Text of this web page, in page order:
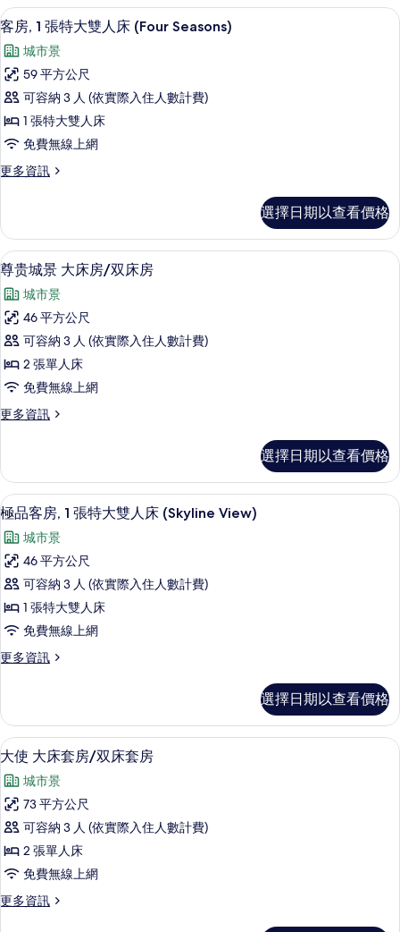
的
所
有
相
片
張
單
床
(Four
的
詳
情
顯
示
客
房,
1
張
特
大
人
床
(Four
Seasons)
的
所
有
相
片
客房, 1 張特大雙人床 (Four Seasons) |
7
客房, 1 張特大雙人床 (Four Seasons)
城市景
59 平方公尺
可容納 3 人 (依實際入住人數計費)
1 張特大雙人床
免費無線上網
更多資訊
更
1
張
特
大
雙
人
(Four
Seasons)
的
詳
情
選擇日期以查看價格
顯
示
尊
贵
城
景
大
床
双
床
房
的
所
有
相
片
8
尊贵城景 大床房/双床房
城市景
46 平方公尺
可容納 3 人 (依實際入住人數計費)
2 張單人床
免費無線上網
更多資訊
更
城
景
大
房/
双
房
的
詳
情
選擇日期以查看價格
顯
示
極
品
客
房,
張
大
雙
人
床
(Skyline
View)
的
所
有
相
6
極品客房, 1 張特大雙人床 (Skyline View)
城市景
46 平方公尺
可容納 3 人 (依實際入住人數計費)
1 張特大雙人床
免費無線上網
更多資訊
更
客
房,
1
特
大
人
床
(Skyline
View)
的
選擇日期以查看價格
顯
示
大
使
大
床
套
房/
大使 大床套房/双床套房 | 高級寢具
8
大使 大床套房/双床套房
城市景
73 平方公尺
可容納 3 人 (依實際入住人數計費)
2 張單人床
免費無線上網
更多資訊
更